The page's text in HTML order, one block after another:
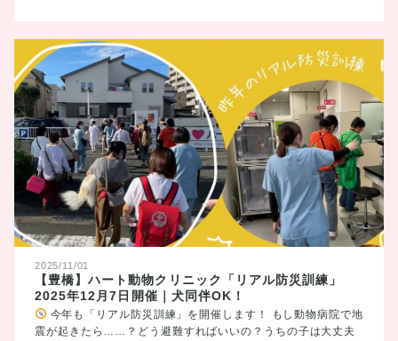
2025/11/01
【豊橋】ハート動物クリニック「リアル防災訓練」
2025年12月7日開催｜犬同伴OK！
今年も「リアル防災訓練」を開催します！ もし動物病院で地
震が起きたら……？どう避難すればいいの？うちの子は大丈夫